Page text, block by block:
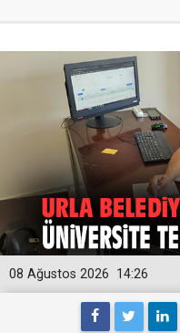
14:26
08 Ağustos 2026